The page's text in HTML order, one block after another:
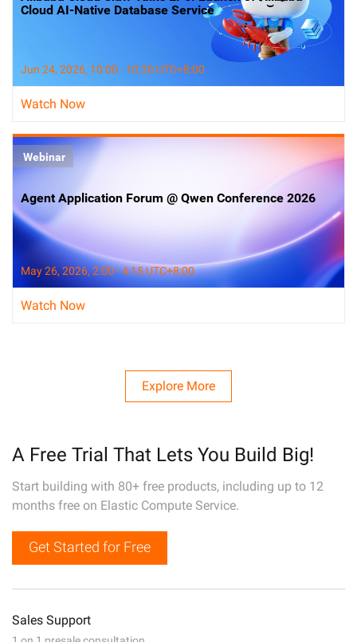
Cloud AI-Native Database Service
Jun 24, 2026, 10:00 - 10:30 UTC+8:00
Watch Now
Webinar
Agent Application Forum @ Qwen Conference 2026
May 26, 2026, 2:00 - 4:15 UTC+8:00
Watch Now
Explore More
A Free Trial That Lets You Build Big!
Start building with 80+ free products, including up to 12
months free on Elastic Compute Service.
Get Started for Free
Sales Support